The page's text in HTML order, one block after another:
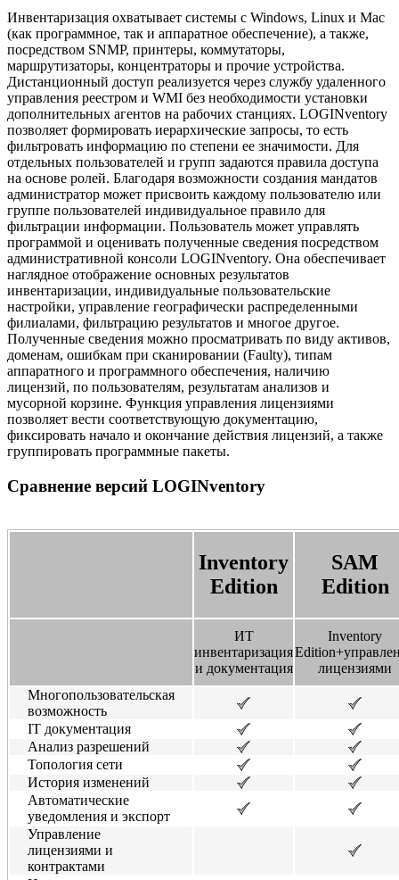
Инвентаризация охватывает системы с Windows, Linux и Mac
(как программное, так и аппаратное обеспечение), а также,
посредством SNMP, принтеры, коммутаторы,
маршрутизаторы, концентраторы и прочие устройства.
Дистанционный доступ реализуется через службу удаленного
управления реестром и WMI без необходимости установки
дополнительных агентов на рабочих станциях. LOGINventory
позволяет формировать иерархические запросы, то есть
фильтровать информацию по степени ее значимости. Для
отдельных пользователей и групп задаются правила доступа
на основе ролей. Благодаря возможности создания мандатов
администратор может присвоить каждому пользователю или
группе пользователей индивидуальное правило для
фильтрации информации. Пользователь может управлять
программой и оценивать полученные сведения посредством
административной консоли LOGINventory. Она обеспечивает
наглядное отображение основных результатов
инвентаризации, индивидуальные пользовательские
настройки, управление географически распределенными
филиалами, фильтрацию результатов и многое другое.
Полученные сведения можно просматривать по виду активов,
доменам, ошибкам при сканировании (Faulty), типам
аппаратного и программного обеспечения, наличию
лицензий, по пользователям, результатам анализов и
мусорной корзине. Функция управления лицензиями
позволяет вести соответствующую документацию,
фиксировать начало и окончание действия лицензий, а также
группировать программные пакеты.
Сравнение версий LOGINventory
Inventory
Edition
SAM
Edition
ИТ
инвентаризация
и документация
Inventory
лицензиями
Многопользовательская
возможность
IT документация
Анализ разрешений
Топология сети
История изменений
Автоматические
уведомления и экспорт
Управление
лицензиями и
контрактами